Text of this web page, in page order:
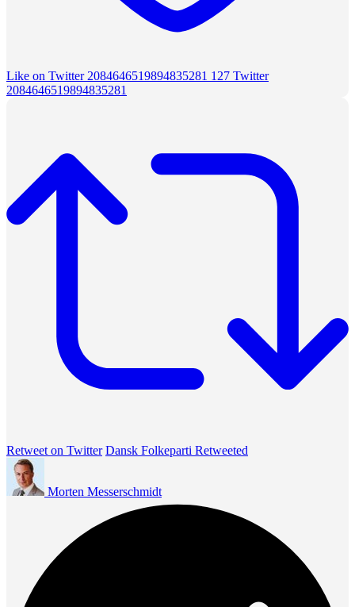
Like on Twitter 2084646519894835281 127 Twitter
2084646519894835281
Retweet on Twitter Dansk Folkeparti Retweeted
Morten Messerschmidt